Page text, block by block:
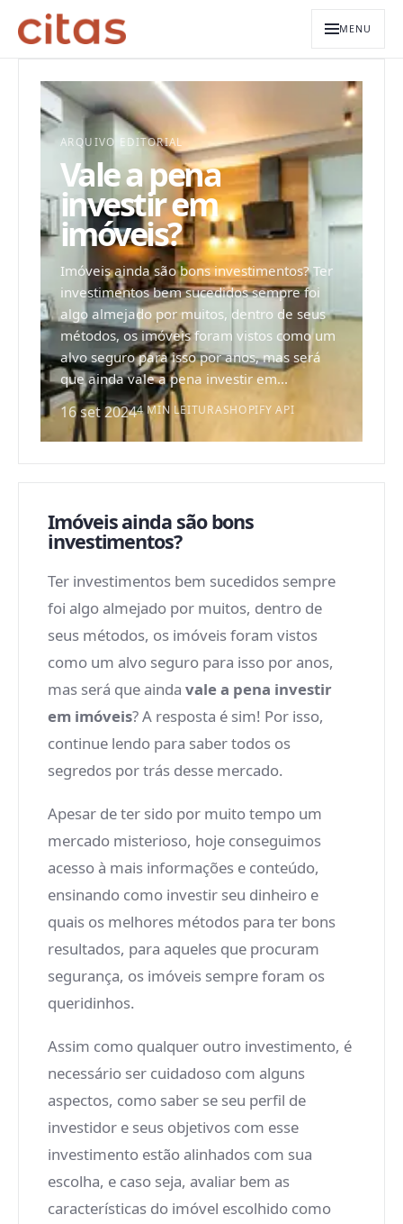
MENU
ARQUIVO EDITORIAL
Vale a pena
investir em
imóveis?
Imóveis ainda são bons investimentos? Ter
investimentos bem sucedidos sempre foi
algo almejado por muitos, dentro de seus
métodos, os imóveis foram vistos como um
alvo seguro para isso por anos, mas será
que ainda vale a pena investir em...
16 set 20244 MIN LEITURASHOPIFY API
Imóveis ainda são bons
investimentos?
Ter investimentos bem sucedidos sempre
foi algo almejado por muitos, dentro de
seus métodos, os imóveis foram vistos
como um alvo seguro para isso por anos,
mas será que ainda vale a pena investir
em imóveis? A resposta é sim! Por isso,
continue lendo para saber todos os
segredos por trás desse mercado.
Apesar de ter sido por muito tempo um
mercado misterioso, hoje conseguimos
acesso à mais informações e conteúdo,
ensinando como investir seu dinheiro e
quais os melhores métodos para ter bons
resultados, para aqueles que procuram
segurança, os imóveis sempre foram os
queridinhos.
Assim como qualquer outro investimento, é
necessário ser cuidadoso com alguns
aspectos, como saber se seu perfil de
investidor e seus objetivos com esse
investimento estão alinhados com sua
escolha, e caso seja, avaliar bem as
características do imóvel escolhido como